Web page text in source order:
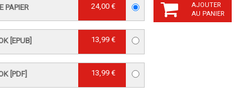
PAPIER 24,00 €
[EPUB] 13,99 €
[PDF] 13,99 €
AJOUTER
AU PANIER